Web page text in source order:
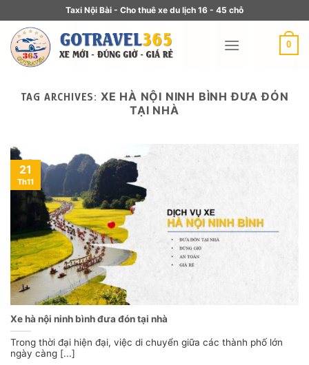
Taxi Nội Bài - Cho thuê xe du lịch 16 - 45 chỗ
0
TAG ARCHIVES: XE HÀ NỘI NINH BÌNH ĐƯA ĐÓN
TẠI NHÀ
Xe hà nội ninh bình đưa đón tại nhà
Trong thời đại hiện đại, việc di chuyển giữa các thành phố lớn
ngày càng [...]
21
Th11